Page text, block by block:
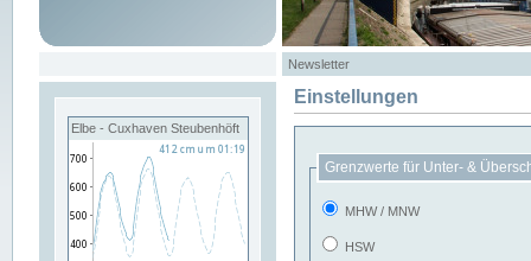
Newsletter
Elbe - Cuxhaven Steubenhöft
Einstellungen
Grenzwerte für Unter- &
MHW / MNW
HSW